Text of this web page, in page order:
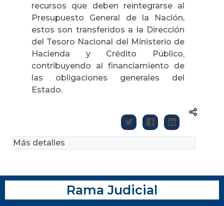
recursos que deben reintegrarse al
Presupuesto General de la Nación,
estos son transferidos a la Dirección
del Tesoro Nacional del Ministerio de
Hacienda y Crédito Público,
contribuyendo al financiamiento de
las obligaciones generales del
Estado.
Más detalles
Rama Judicial